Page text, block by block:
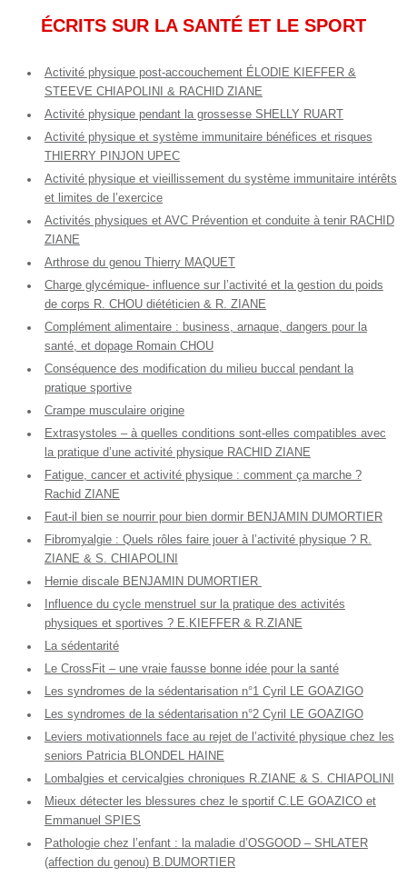
ÉCRITS SUR LA SANTÉ ET LE SPORT
Activité physique post-accouchement ÉLODIE KIEFFER &
STEEVE CHIAPOLINI & RACHID ZIANE
Activité physique pendant la grossesse SHELLY RUART
Activité physique et système immunitaire bénéfices et risques
THIERRY PINJON UPEC
Activité physique et vieillissement du système immunitaire intérêts
et limites de l’exercice
Activités physiques et AVC Prévention et conduite à tenir RACHID
ZIANE
Arthrose du genou Thierry MAQUET
Charge glycémique- influence sur l’activité et la gestion du poids
de corps R. CHOU diététicien & R. ZIANE
Complément alimentaire : business, arnaque, dangers pour la
santé, et dopage Romain CHOU
Conséquence des modification du milieu buccal pendant la
pratique sportive
Crampe musculaire origine
Extrasystoles – à quelles conditions sont-elles compatibles avec
la pratique d’une activité physique RACHID ZIANE
Fatigue, cancer et activité physique : comment ça marche ?
Rachid ZIANE
Faut-il bien se nourrir pour bien dormir BENJAMIN DUMORTIER
Fibromyalgie : Quels rôles faire jouer à l’activité physique ? R.
ZIANE & S. CHIAPOLINI
Hernie discale BENJAMIN DUMORTIER
Influence du cycle menstruel sur la pratique des activités
physiques et sportives ? E.KIEFFER & R.ZIANE
La sédentarité
Le CrossFit – une vraie fausse bonne idée pour la santé
Les syndromes de la sédentarisation n°1 Cyril LE GOAZIGO
Les syndromes de la sédentarisation n°2 Cyril LE GOAZIGO
Leviers motivationnels face au rejet de l’activité physique chez les
seniors Patricia BLONDEL HAINE
Lombalgies et cervicalgies chroniques R.ZIANE & S. CHIAPOLINI
Mieux détecter les blessures chez le sportif C.LE GOAZICO et
Emmanuel SPIES
Pathologie chez l’enfant : la maladie d’OSGOOD – SHLATER
(affection du genou) B.DUMORTIER